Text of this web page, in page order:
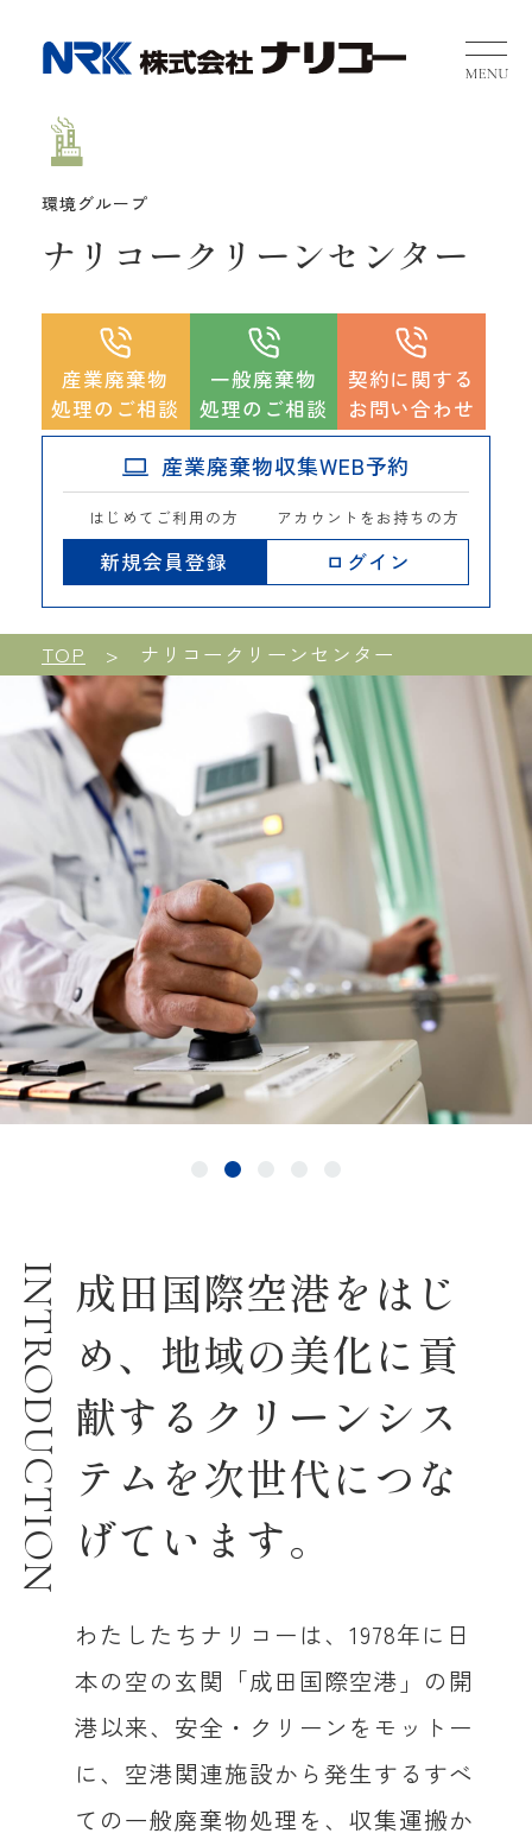
NRK
環境グループ
ナリコークリーンセンター
産業廃棄物
処理のご相談
一般廃棄物
処理のご相談
契約に関する
お問い合わせ
産業廃棄物収集WEB予約
はじめてご利用の方
新規会員登録
アカウントをお持ちの方
ログイン
TOP ナリコークリーンセンター
INTRODUCTION 成田国際空港をはじ
め、 地域の美化に貢
献するクリーンシス
テムを次世代につな
げています。
わたしたちナリコーは、1978年に日
本の空の玄関「成田国際空港」の開
港以来、安全・クリーンをモットー
に、空港関連施設から発生するすべ
ての一般廃棄物処理を、収集運搬か